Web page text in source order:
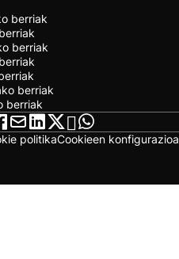
berriak
berriak
berriak
berriak
politikaCookieen konfigurazioa